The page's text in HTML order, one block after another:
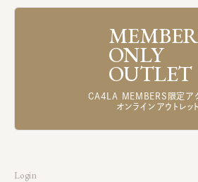
ONLY
OUTLET
CA4LA MEMBERS限定ア
オンラインアウトレット
Login